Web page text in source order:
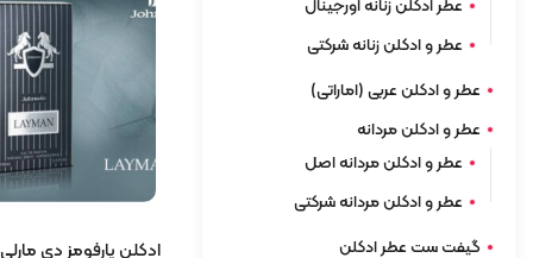
عطر ادکلن زنانه اورجینال
عطر و ادکلن زنانه شرکتی
عطر و ادکلن عربی (اماراتی)
عطر و ادکلن مردانه
عطر و ادکلن مردانه اصل
عطر و ادکلن مردانه شرکتی
گیفت ست عطر ادکلن
ادکلن پارفومز دی